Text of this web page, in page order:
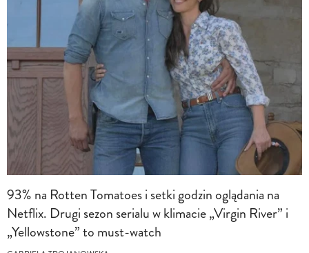
93% na Rotten Tomatoes i setki godzin oglądania na
Netflix. Drugi sezon serialu w klimacie „Virgin River” i
„Yellowstone” to must-watch